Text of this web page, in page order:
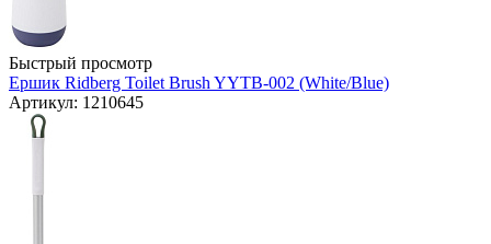
Быстрый просмотр
Ершик Ridberg Toilet Brush YYTB-002 (White/Blue)
Артикул: 1210645